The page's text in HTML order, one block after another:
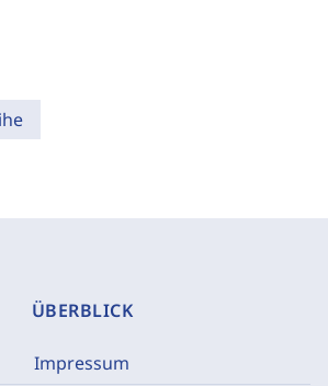
ÜBERBLICK
Impressum